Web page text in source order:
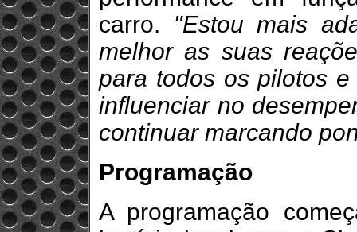
carro. "Estou mais
melhor as suas
para todos os pilotos
influenciar no
continuar marcando
Programação
A programação